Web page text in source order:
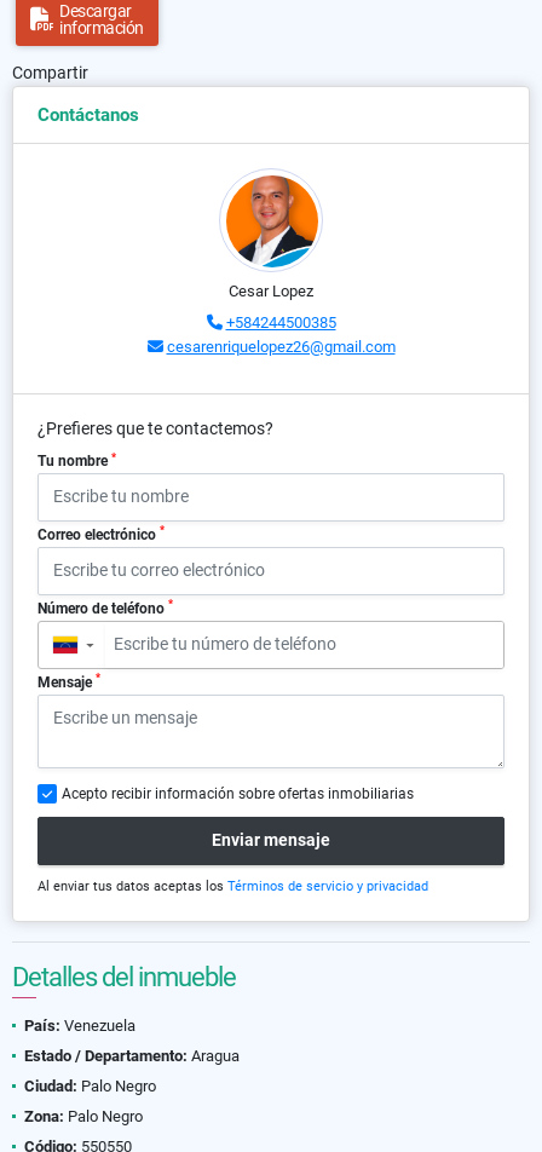
Descargar
información
Compartir
Contáctanos
Cesar Lopez
+584244500385
cesarenriquelopez26@gmail.com
¿Prefieres que te contactemos?
Tu nombre *
Correo electrónico *
Número de teléfono *
▼
Mensaje *
Acepto recibir información sobre ofertas inmobiliarias
Enviar mensaje
Al enviar tus datos aceptas los Términos de servicio y privacidad
Detalles del inmueble
País: Venezuela
Estado / Departamento: Aragua
Ciudad: Palo Negro
Zona: Palo Negro
Código: 550550